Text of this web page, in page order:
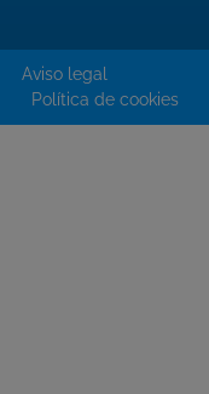
Aviso legal
Política de cookies